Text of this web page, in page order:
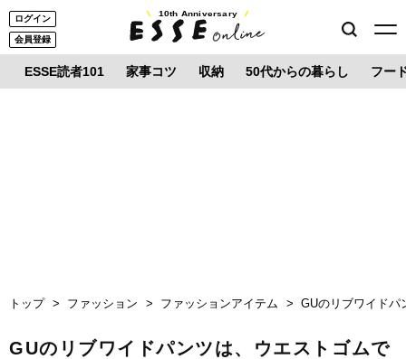
ログイン
会員登録
10th Anniversary
ESSE読者101 家事コツ 収納 50代からの暮らし フー
トップ ファッション ファッションアイテム GUのリブワイドパ
GUのリブワイドパンツは、ウエストゴムで